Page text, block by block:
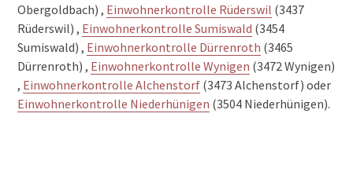
Obergoldbach) , Einwohnerkontrolle Rüderswil (3437
Rüderswil) , Einwohnerkontrolle Sumiswald (3454
Sumiswald) , Einwohnerkontrolle Dürrenroth (3465
Dürrenroth) , Einwohnerkontrolle Wynigen (3472 Wynigen)
, Einwohnerkontrolle Alchenstorf (3473 Alchenstorf) oder
Einwohnerkontrolle Niederhünigen (3504 Niederhünigen).